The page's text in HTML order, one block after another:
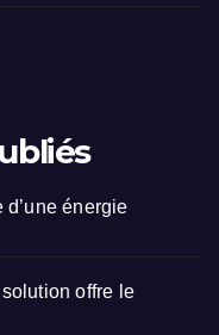
d’une énergie
offre le